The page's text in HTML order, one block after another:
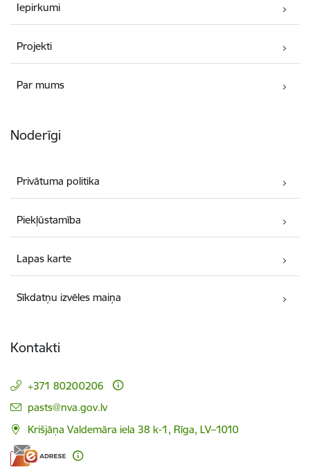
Iepirkumi
Projekti
Par mums
Noderīgi
Privātuma politika
Piekļūstamība
Lapas karte
Sīkdatņu izvēles maiņa
Kontakti
+371 80200206
E-pasts:
pasts@nva.gov.lv
Krišjāņa Valdemāra iela 38 k-1, Rīga, LV–1010